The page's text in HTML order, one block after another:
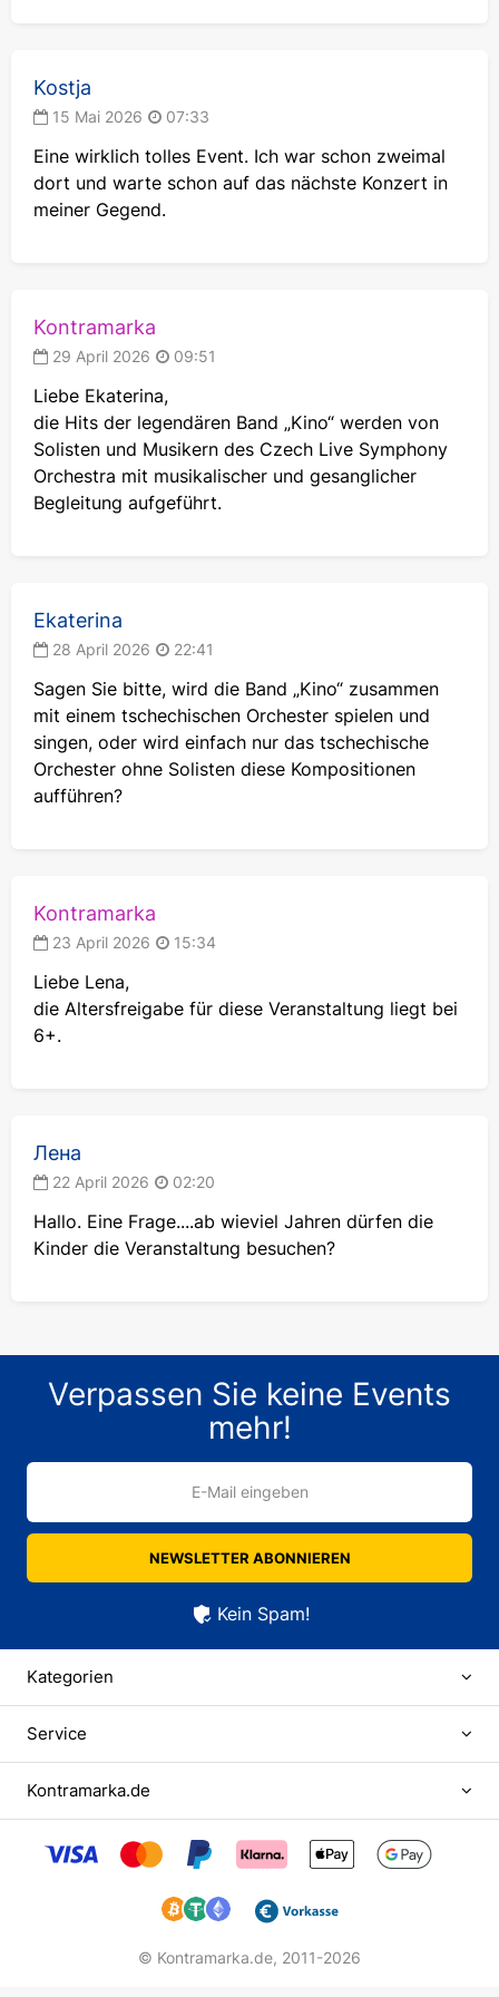
das Konzert von KINO in Begleitung eines
Symphonieorchesters im Kontramarka.
Kostja
15 Mai 2026 07:33
Eine wirklich tolles Event. Ich war schon zweimal
dort und warte schon auf das nächste Konzert in
meiner Gegend.
Kontramarka
29 April 2026 09:51
Liebe Ekaterina,
die Hits der legendären Band „Kino“ werden von
Solisten und Musikern des Czech Live Symphony
Orchestra mit musikalischer und gesanglicher
Begleitung aufgeführt.
Ekaterina
28 April 2026 22:41
Sagen Sie bitte, wird die Band „Kino“ zusammen
mit einem tschechischen Orchester spielen und
singen, oder wird einfach nur das tschechische
Orchester ohne Solisten diese Kompositionen
aufführen?
Kontramarka
23 April 2026 15:34
Liebe Lena,
die Altersfreigabe für diese Veranstaltung liegt bei
6+.
Лена
22 April 2026 02:20
Hallo. Eine Frage....ab wieviel Jahren dürfen die
Kinder die Veranstaltung besuchen?
Verpassen Sie keine Events
mehr!
E-Mail eingeben
NEWSLETTER ABONNIEREN
Kein Spam!
Kategorien
Service
Kontramarka.de
© Kontramarka.de, 2011-2026